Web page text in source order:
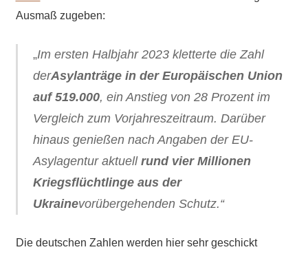
Ausmaß zugeben:
„Im ersten Halbjahr 2023 kletterte die Zahl
derAsylanträge in der Europäischen Union
auf 519.000, ein Anstieg von 28 Prozent im
Vergleich zum Vorjahreszeitraum. Darüber
hinaus genießen nach Angaben der EU-
Asylagentur aktuell rund vier Millionen
Kriegsflüchtlinge aus der
Ukrainevorübergehenden Schutz.“
Die deutschen Zahlen werden hier sehr geschickt